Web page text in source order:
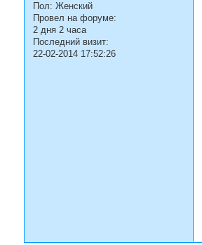
Пол: Женский
Провел на форуме:
2 дня 2 часа
Последний визит:
22-02-2014 17:52:26